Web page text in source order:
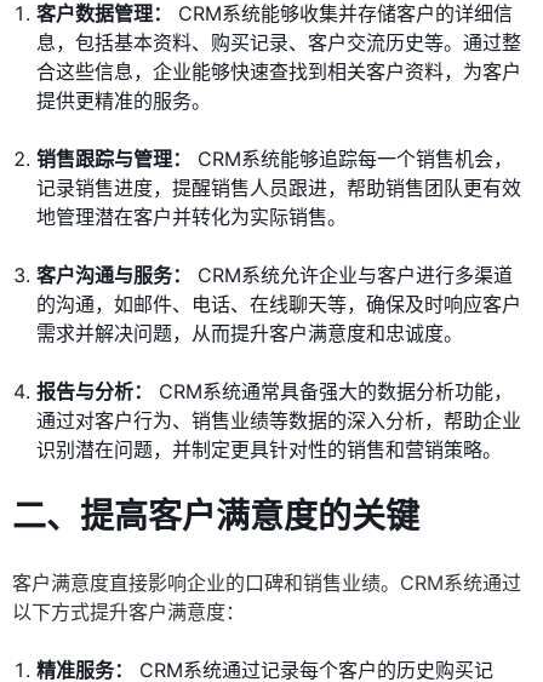
客户数据管理：
CRM系统能够收集并存储客户的详细信
息，包括基本资料、购买记录、客户交流历史等。通过整
合这些信息，企业能够快速查找到相关客户资料，为客户
提供更精准的服务。
销售跟踪与管理：
CRM系统能够追踪每一个销售机会，
记录销售进度，提醒销售人员跟进，帮助销售团队更有效
地管理潜在客户并转化为实际销售。
客户沟通与服务：
CRM系统允许企业与客户进行多渠道
的沟通，如邮件、电话、在线聊天等，确保及时响应客户
需求并解决问题，从而提升客户满意度和忠诚度。
报告与分析：
CRM系统通常具备强大的数据分析功能，
通过对客户行为、销售业绩等数据的深入分析，帮助企业
识别潜在问题，并制定更具针对性的销售和营销策略。
二、提高客户满意度的关键
客户满意度直接影响企业的口碑和销售业绩。CRM系统通过
以下方式提升客户满意度：
精准服务：
CRM系统通过记录每个客户的历史购买记